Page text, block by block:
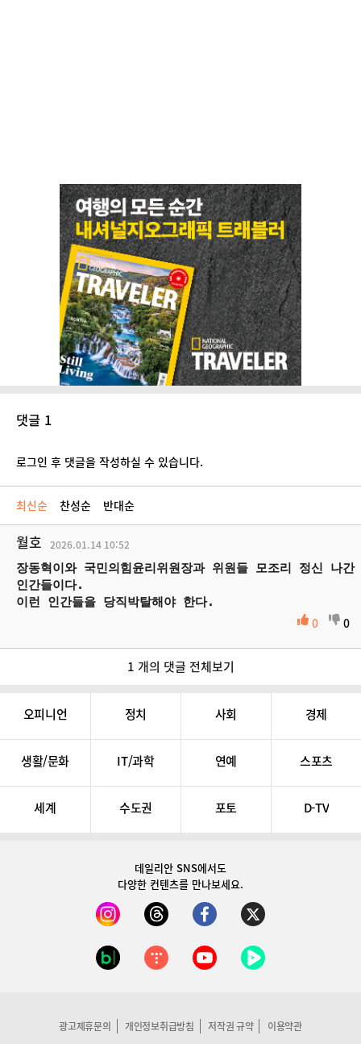
댓글 1
로그인 후 댓글을 작성하실 수 있습니다.
최신순 찬성순 반대순
월호 2026.01.14 10:52
장동혁이와 국민의힘윤리위원장과 위원들 모조리 정신 나간
인간들이다.
이런 인간들을 당직박탈해야 한다.
0 0
1 개의 댓글 전체보기
오피니언 정치 사회 경제
생활/문화 IT/과학 연예 스포츠
세계 수도권 포토 D-TV
데일리안 SNS에서도
다양한 컨텐츠를 만나보세요.
광고제휴문의 개인정보취급방침 저작권 규약 이용약관